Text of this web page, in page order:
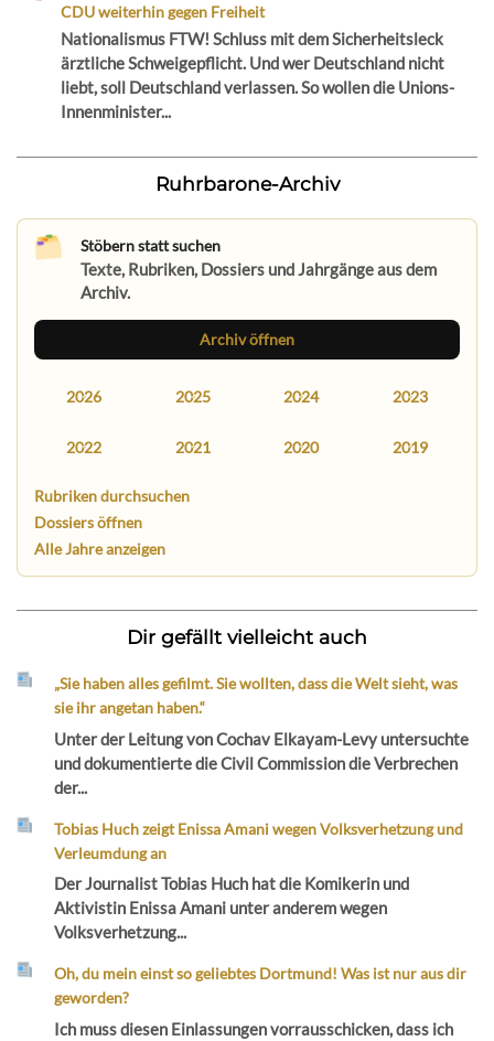
CDU weiterhin gegen Freiheit
Nationalismus FTW! Schluss mit dem Sicherheitsleck
ärztliche Schweigepflicht. Und wer Deutschland nicht
liebt, soll Deutschland verlassen. So wollen die Unions-
Innenminister...
Ruhrbarone-Archiv
Stöbern statt suchen
Texte, Rubriken, Dossiers und Jahrgänge aus dem
Archiv.
Archiv öffnen
2026 2025 2024 2023
2022 2021 2020 2019
Rubriken durchsuchen
Dossiers öffnen
Alle Jahre anzeigen
Dir gefällt vielleicht auch
„Sie haben alles gefilmt. Sie wollten, dass die Welt sieht, was
sie ihr angetan haben.“
Unter der Leitung von Cochav Elkayam-Levy untersuchte
und dokumentierte die Civil Commission die Verbrechen
der...
Tobias Huch zeigt Enissa Amani wegen Volksverhetzung und
Verleumdung an
Der Journalist Tobias Huch hat die Komikerin und
Aktivistin Enissa Amani unter anderem wegen
Volksverhetzung...
Oh, du mein einst so geliebtes Dortmund! Was ist nur aus dir
geworden?
Ich muss diesen Einlassungen vorrausschicken, dass ich